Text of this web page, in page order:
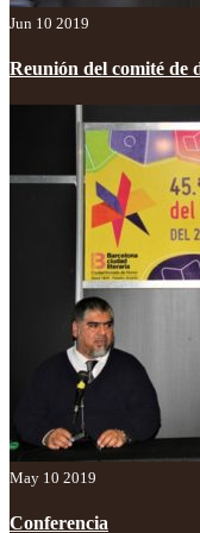
Jun 10 2019
Reunión del comité de
May 10 2019
Conferencia